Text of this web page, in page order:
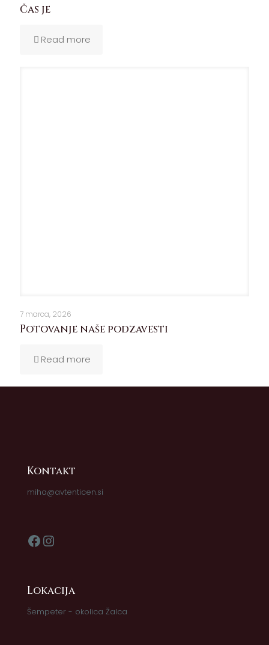
Čas je
Read more
7 marca, 2026
Potovanje naše podzavesti
Read more
Kontakt
miha@avtenticen.si
Facebook
Instagram
Lokacija
Šempeter - okolica Žalca